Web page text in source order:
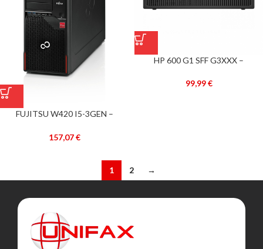
FUJITSU W420 I5-3GEN –
157,07€
HP 600 G1 SFF G3XXX –
99,99€
1 2 →